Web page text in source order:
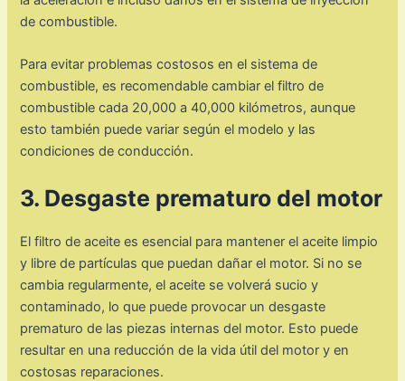
de combustible.
Para evitar problemas costosos en el sistema de
combustible, es recomendable cambiar el filtro de
combustible cada 20,000 a 40,000 kilómetros, aunque
esto también puede variar según el modelo y las
condiciones de conducción.
3. Desgaste prematuro del motor
El filtro de aceite es esencial para mantener el aceite limpio
y libre de partículas que puedan dañar el motor. Si no se
cambia regularmente, el aceite se volverá sucio y
contaminado, lo que puede provocar un desgaste
prematuro de las piezas internas del motor. Esto puede
resultar en una reducción de la vida útil del motor y en
costosas reparaciones.